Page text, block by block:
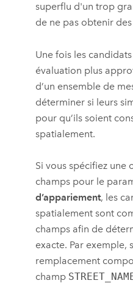
superflu d'un trop
de ne pas obtenir
Une fois les
évaluation plus
d’un ensemble de
déterminer si leurs
pour qu’ils soient
spatialement.
Si vous spécifiez une
champs pour le
d’appariement, les
spatialement sont
champs afin de
exacte. Par exemple,
remplacement
champ